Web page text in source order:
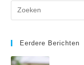
Eerdere Berichten